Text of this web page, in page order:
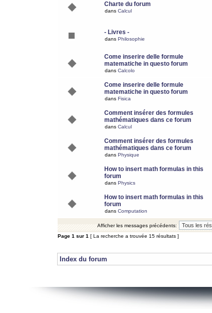
Charte du forum
dans Calcul
- Livres -
dans Philosophie
Come inserire delle formule
matematiche in questo forum
dans Calcolo
Come inserire delle formule
matematiche in questo forum
dans Fisica
Comment insérer des formules
mathématiques dans ce forum
dans Calcul
Comment insérer des formules
mathématiques dans ce forum
dans Physique
How to insert math formulas in this
forum
dans Physics
How to insert math formulas in this
forum
dans Computation
Afficher les messages précédents:
Page 1 sur 1 [ La recherche a trouvée 15 résultats ]
Index du forum